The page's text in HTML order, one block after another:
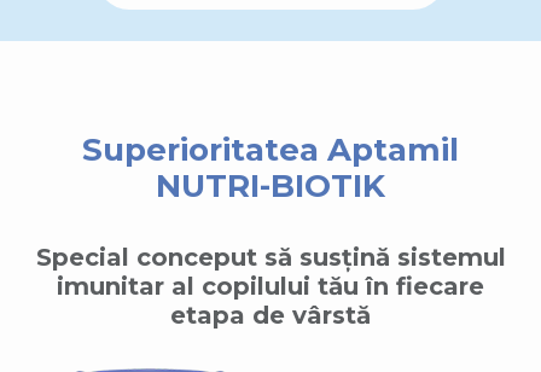
Superioritatea Aptamil
NUTRI-BIOTIK
Special conceput să susțină sistemul
imunitar al copilului tău în fiecare
etapa de vârstă